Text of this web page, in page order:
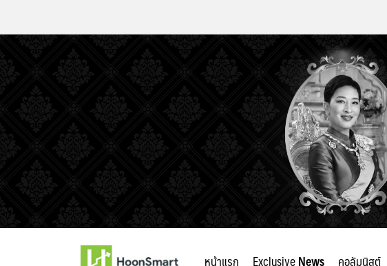
หน้าแรก ExclusiveNews คอลัมนิสต์